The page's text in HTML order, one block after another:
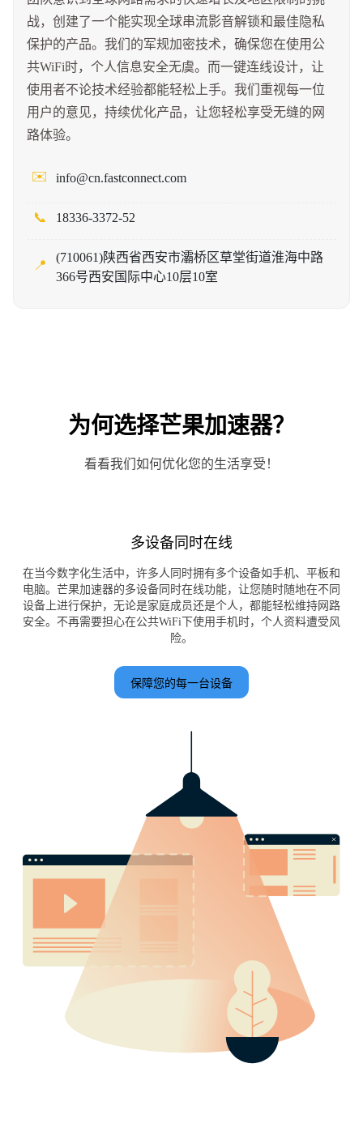
战，创建了一个能实现全球串流影音解锁和最佳隐私
保护的产品。我们的军规加密技术，确保您在使用公
共WiFi时，个人信息安全无虞。而一键连线设计，让
使用者不论技术经验都能轻松上手。我们重视每一位
用户的意见，持续优化产品，让您轻松享受无缝的网
路体验。
✉️ info@cn.fastconnect.com
📞 18336-3372-52
📍
(710061)陕西省西安市灞桥区草堂街道淮海中路
366号西安国际中心10层10室
为何选择芒果加速器？
看看我们如何优化您的生活享受！
多设备同时在线
在当今数字化生活中，许多人同时拥有多个设备如手机、平板和
电脑。芒果加速器的多设备同时在线功能，让您随时随地在不同
设备上进行保护，无论是家庭成员还是个人，都能轻松维持网路
安全。不再需要担心在公共WiFi下使用手机时，个人资料遭受风
险。
保障您的每一台设备